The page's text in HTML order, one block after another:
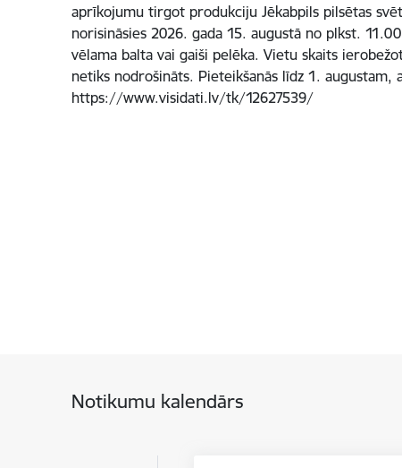
aprīkojumu tirgot produkciju Jēkabpils pilsētas
norisināsies 2026. gada 15. augustā no plkst.
vēlama balta vai gaiši pelēka. Vietu skaits
netiks nodrošināts. Pieteikšanās līdz 1. augustam,
https://www.visidati.lv/tk/12627539/
Notikumu kalendārs